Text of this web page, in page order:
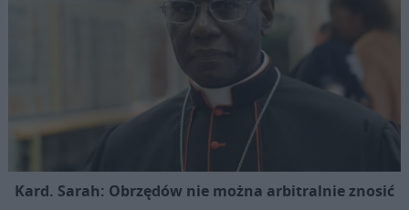
Kard. Sarah: Obrzędów nie można arbitralnie znosić